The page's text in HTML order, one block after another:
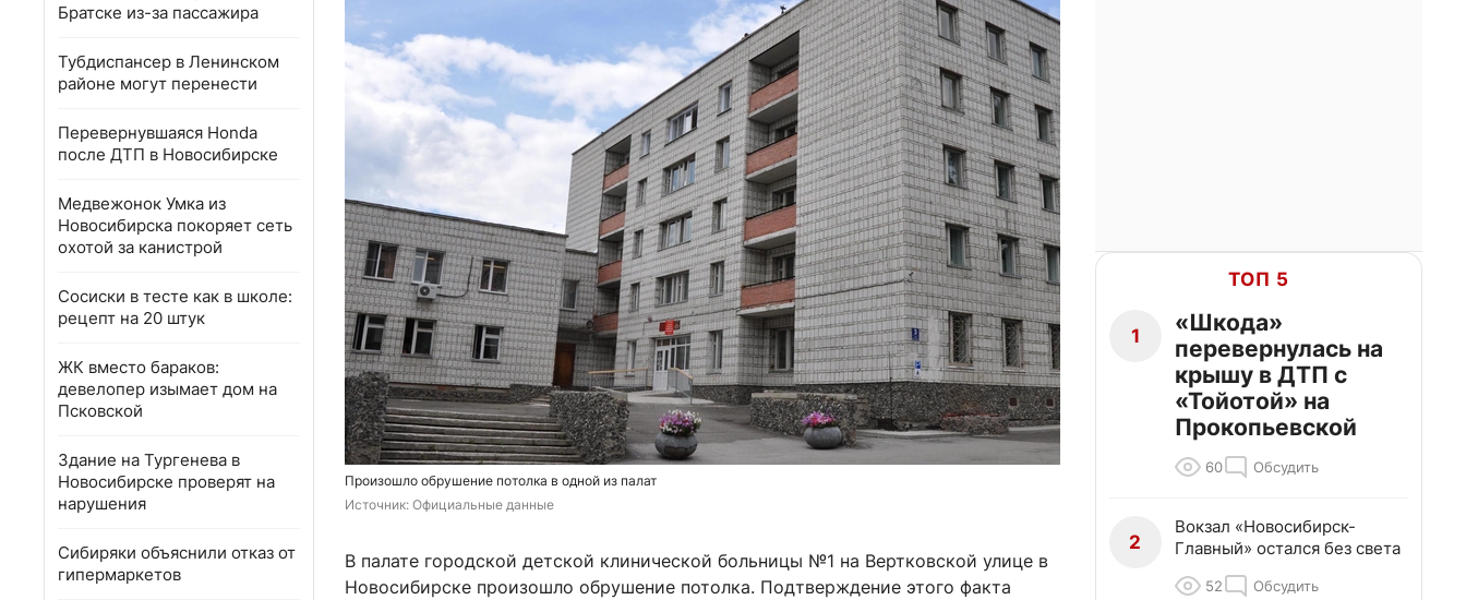
Братске из-за пассажира
Тубдиспансер в Ленинском
районе могут перенести
Перевернувшаяся Honda
после ДТП в Новосибирске
Медвежонок Умка из
Новосибирска покоряет сеть
охотой за канистрой
Сосиски в тесте как в школе:
рецепт на 20 штук
ЖК вместо бараков:
девелопер изымает дом на
Псковской
Здание на Тургенева в
Новосибирске проверят на
нарушения
Сибиряки объяснили отказ от
гипермаркетов
Произошло обрушение потолка в одной из палат
Источник: Официальные данные
В палате городской детской клинической больницы №1 на Вертковской улице в
Новосибирске произошло обрушение потолка. Подтверждение этого факта
ТОП 5
1
«Шкода»
перевернулась на
крышу в ДТП с
«Тойотой» на
Прокопьевской
60 Обсудить
2
Вокзал «Новосибирск-
Главный» остался без света
52 Обсудить